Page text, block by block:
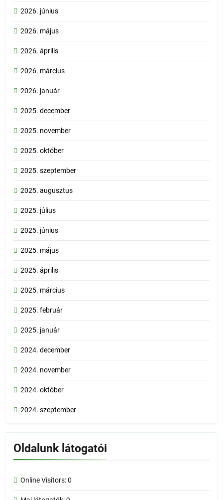
2026. június
2026. május
2026. április
2026. március
2026. január
2025. december
2025. november
2025. október
2025. szeptember
2025. augusztus
2025. július
2025. június
2025. május
2025. április
2025. március
2025. február
2025. január
2024. december
2024. november
2024. október
2024. szeptember
Oldalunk látogatói
Online Visitors:0